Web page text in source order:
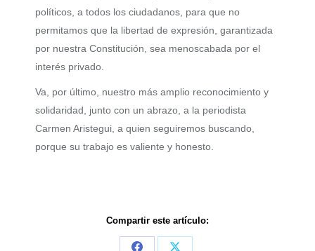
políticos, a todos los ciudadanos, para que no
permitamos que la libertad de expresión, garantizada
por nuestra Constitución, sea menoscabada por el
interés privado.
Va, por último, nuestro más amplio reconocimiento y
solidaridad, junto con un abrazo, a la periodista
Carmen Aristegui, a quien seguiremos buscando,
porque su trabajo es valiente y honesto.
Compartir este artículo: